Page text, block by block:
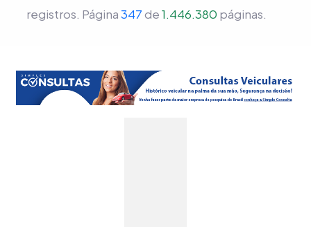
registros. Página347de1.446.380 páginas.